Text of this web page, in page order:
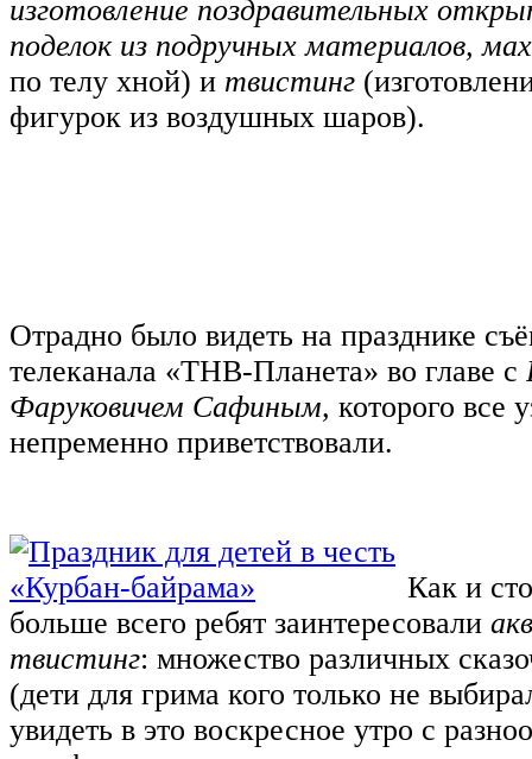
изготовление поздравительных
поделок из подручных материалов,
по телу хной) и твистинг
фигурок из воздушных шаров).
Отрадно было видеть на празднике
телеканала «ТНВ-Планета» во главе с
Фаруковичем Сафиным, которого все
непременно приветствовали.
Как и
больше всего ребят заинтересовали
твистинг: множество различных
(дети для грима кого только не
увидеть в это воскресное утро с